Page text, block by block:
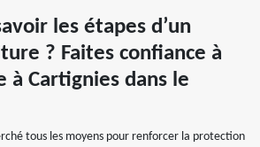
les étapes d’un
? Faites confiance à
à Cartignies dans le
tous les moyens pour renforcer la protection